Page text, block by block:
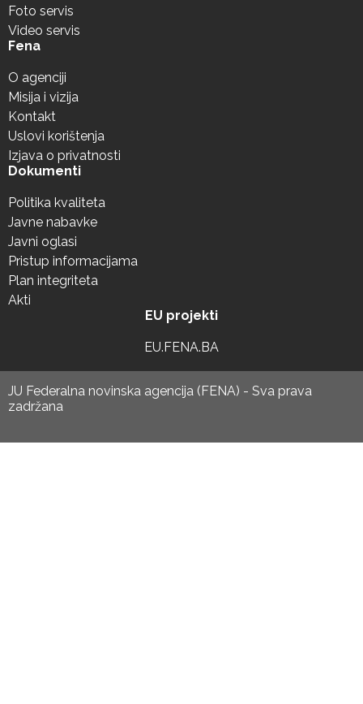
Foto servis
Video servis
Fena
O agenciji
Misija i vizija
Kontakt
Uslovi korištenja
Izjava o privatnosti
Dokumenti
Politika kvaliteta
Javne nabavke
Javni oglasi
Pristup informacijama
Plan integriteta
Akti
EU projekti
EU.FENA.BA
JU Federalna novinska agencija (FENA) - Sva prava
zadržana